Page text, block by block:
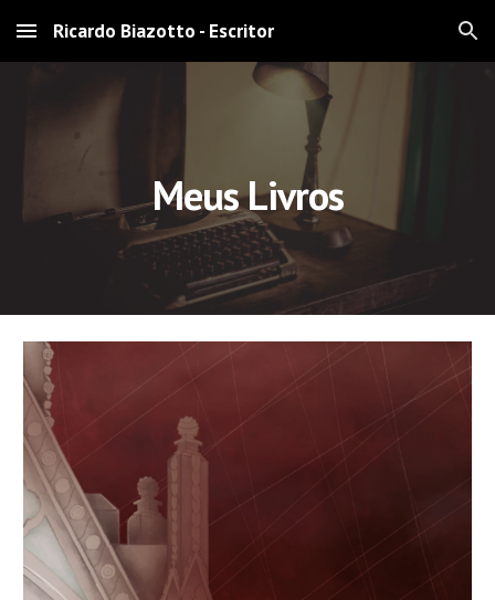
Skip to main content Skip to navigation
Ricardo Biazotto - Escritor
Meus Livros